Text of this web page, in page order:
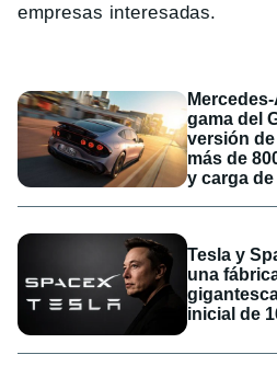
empresas interesadas.
gama del
versión de
más de
y carga
Tesla y
una
inicial de